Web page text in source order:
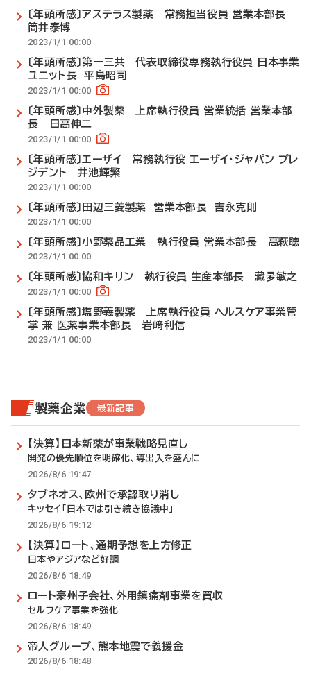
〔年頭所感〕アステラス製薬 常務担当役員 営業本部長
筒井泰博
2023/1/1 00:00
〔年頭所感〕第一三共 代表取締役専務執行役員 日本事業
ユニット長 平島昭司
2023/1/1 00:00
〔年頭所感〕中外製薬 上席執行役員 営業統括 営業本部
長 日高伸二
2023/1/1 00:00
〔年頭所感〕エーザイ 常務執行役 エーザイ・ジャパン プレ
ジデント 井池輝繁
2023/1/1 00:00
〔年頭所感〕田辺三菱製薬 営業本部長 吉永克則
2023/1/1 00:00
〔年頭所感〕小野薬品工業 執行役員 営業本部長 高萩聰
2023/1/1 00:00
〔年頭所感〕協和キリン 執行役員 生産本部長 藏夛敏之
2023/1/1 00:00
〔年頭所感〕塩野義製薬 上席執行役員 ヘルスケア事業管
掌 兼 医薬事業本部長 岩﨑利信
2023/1/1 00:00
製薬企業 最新記事
【決算】日本新薬が事業戦略見直し
開発の優先順位を明確化、導出入を盛んに
2026/8/6 19:47
タブネオス、欧州で承認取り消し
キッセイ「日本では引き続き協議中」
2026/8/6 19:12
【決算】ロート、通期予想を上方修正
日本やアジアなど好調
2026/8/6 18:49
ロート豪州子会社、外用鎮痛剤事業を買収
セルフケア事業を強化
2026/8/6 18:49
帝人グループ、熊本地震で義援金
2026/8/6 18:48